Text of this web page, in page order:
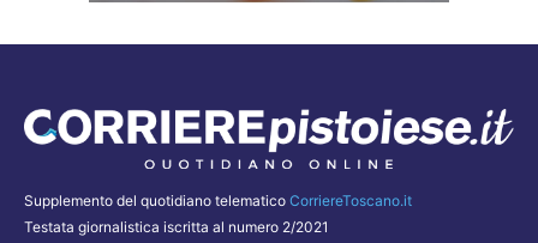
Supplemento del quotidiano telematico CorriereToscano.it
Testata giornalistica iscritta al numero 2/2021